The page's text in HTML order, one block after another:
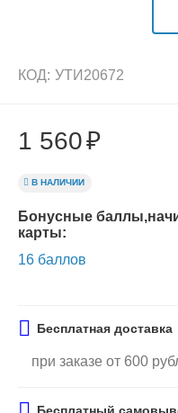
КОД: УТИ20672
1 560₽
В НАЛИЧИИ
Бонусные
карты:
16 баллов
Бесплатная доставка
при заказе от 600
Бесплатный